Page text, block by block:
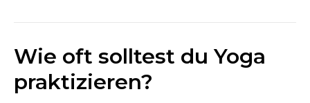
Wie oft solltest du Yoga
praktizieren?